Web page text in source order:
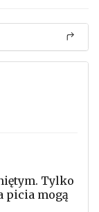
Tylko
picia mogą